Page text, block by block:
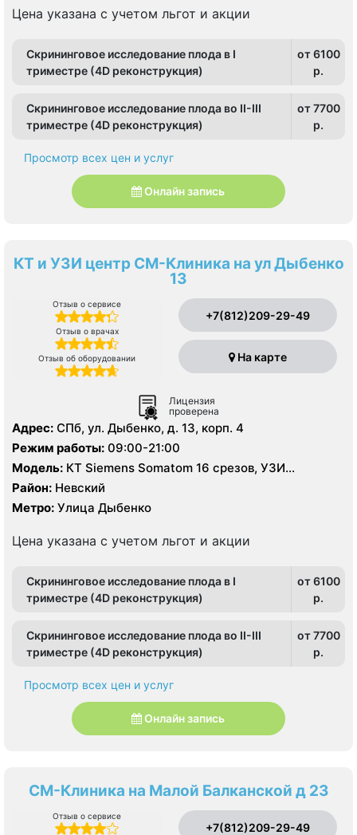
Цена указана с учетом льгот и акции
Скрининговое исследование плода в I
триместре (4D реконструкция)
от 6100
p.
Скрининговое исследование плода во II-III
триместре (4D реконструкция)
от 7700
p.
Просмотр всех цен и услуг
Онлайн запись
КТ и УЗИ центр СМ-Клиника на ул Дыбенко
13
Отзыв о сервисе
Отзыв о врачах
Отзыв об оборудовании
+7(812)209-29-49
На карте
Лицензия
проверена
Адрес: СПб, ул. Дыбенко, д. 13, корп. 4
Режим работы: 09:00-21:00
Модель: КТ Siemens Somatom 16 срезов, УЗИ
экспертного класса, цифровой рентген
Район: Невский
Метро: Улица Дыбенко
Цена указана с учетом льгот и акции
Скрининговое исследование плода в I
триместре (4D реконструкция)
от 6100
p.
Скрининговое исследование плода во II-III
триместре (4D реконструкция)
от 7700
p.
Просмотр всех цен и услуг
Онлайн запись
СМ-Клиника на Малой Балканской д 23
Отзыв о сервисе
+7(812)209-29-49